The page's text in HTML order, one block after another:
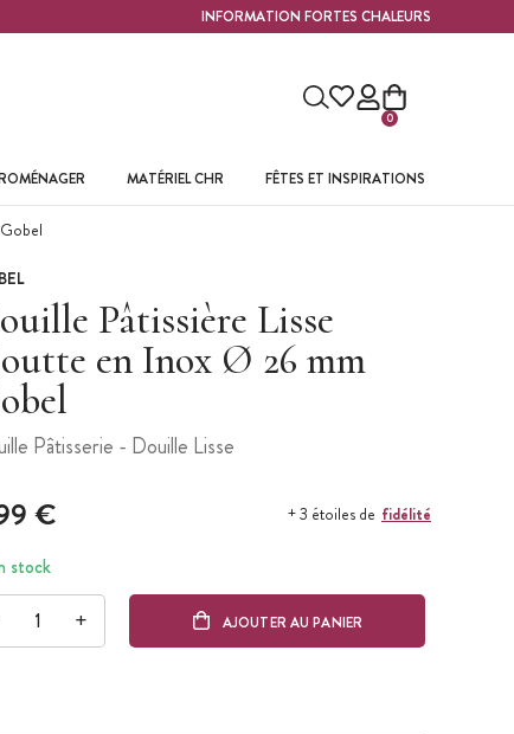
INFORMATION FORTES CHALEURS
0
MATÉRIEL CHR FÊTES ET INSPIRATIONS
Pâtissière Lisse
en Inox Ø 26 mm
Pâtisserie - Douille Lisse
€ + 3 étoiles de fidélité
stock
+ AJOUTER AU PANIER